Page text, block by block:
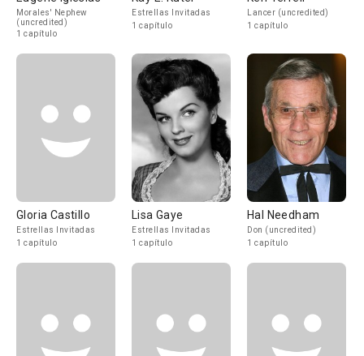
Morales' Nephew
(uncredited)
1 capítulo
Estrellas Invitadas
1 capítulo
Lancer (uncredited)
1 capítulo
Gloria Castillo
Estrellas Invitadas
1 capítulo
Lisa Gaye
Estrellas Invitadas
1 capítulo
Hal Needham
Don (uncredited)
1 capítulo